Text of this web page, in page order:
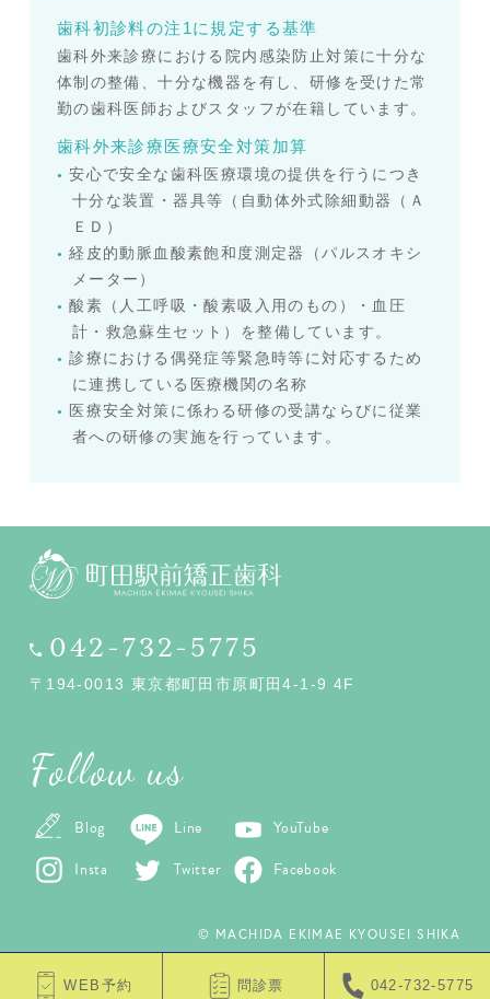
WEB予約 問診票 042-732-5775
歯科初診料の注1に規定する基準
歯科外来診療における院内感染防止対策に十分な
体制の整備、十分な機器を有し、研修を受けた常
勤の歯科医師およびスタッフが在籍しています。
歯科外来診療医療安全対策加算
安心で安全な歯科医療環境の提供を行うにつき
十分な装置・器具等（自動体外式除細動器（Ａ
ＥＤ）
経皮的動脈血酸素飽和度測定器（パルスオキシ
メーター）
酸素（人工呼吸・酸素吸入用のもの）・血圧
計・救急蘇生セット）を整備しています。
診療における偶発症等緊急時等に対応するため
に連携している医療機関の名称
医療安全対策に係わる研修の受講ならびに従業
者への研修の実施を行っています。
042-732-5775
〒194-0013 東京都町田市原町田4-1-9 4F
Follow us
Blog Line
YouTube
Insta
Twitter Facebook
© MACHIDA EKIMAE KYOUSEI SHIKA